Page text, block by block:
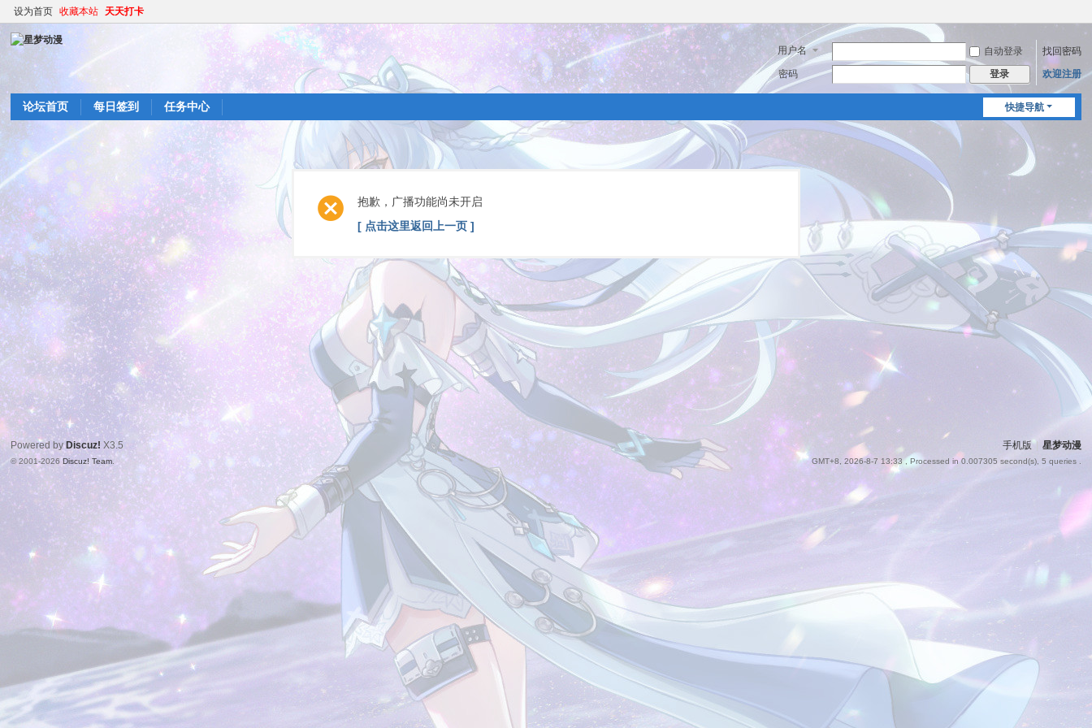
设为首页 收藏本站 天天打卡
用户名 自动登录
找回密码
密码
登录 欢迎注册
快捷导航
论坛首页 每日签到 任务中心
抱歉，广播功能尚未开启
[ 点击这里返回上一页 ]
手机版 | 星梦动漫
GMT+8, 2026-8-7 13:33, Processed in 0.007305 second(s), 5 queries .
Powered by Discuz! X3.5
© 2001-2026Discuz! Team